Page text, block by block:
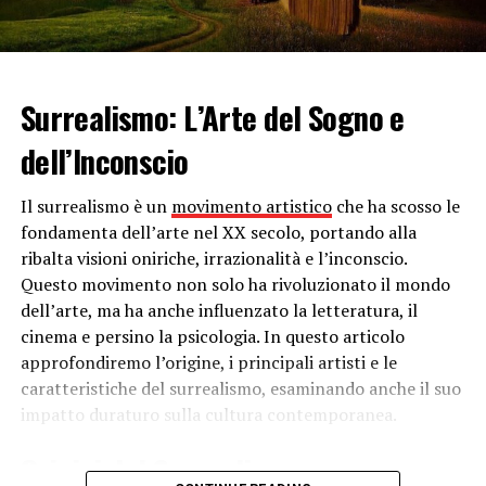
Andrà in onda su Canale 5 il prossimo autunno e sarà
composta da quattro episodi.
Vanessa Incontrada
Abbiamo conosciuto Vanessa Incontrada grazie al
affiancava Claudio Bisio. Da allora, per la conduttrice è
stato un successo dopo l’altro. Con il tempo, la sua
carriera ha spiccato il volo grazie alla fiction, in cui ha
dimostrato tutta la sua bravura recitativa. L’abbiamo
vista accanto a Daniele Liotti e Raoul Bova, Lino
Guanciale e Giuseppe Zeno.I cerchi nell’acqua,Caruso, la
voce dell’amore, Un’altra vita,Angeli – una storia
d’amoreeIl capitano Mariasono solo alcuni dei lavori
che l’hanno vista protagonista negli anni.
Continua a leggere suatuttonotizie.it
Surrealismo: L’Arte del Sogno e
dell’Inconscio
Il surrealismo è un movimento artisticoche ha scosso le
fondamenta dell’arte nel XX secolo, portando alla
ribalta visioni oniriche, irrazionalità e l’inconscio.
Questo movimento non solo ha rivoluzionato il mondo
dell’arte, ma ha anche influenzato la letteratura, il
cinema e persino la psicologia. In questo articolo
approfondiremo l’origine, i principali artisti e le
caratteristiche del surrealismo, esaminando anche il suo
impatto duraturo sulla cultura contemporanea.
Origini del Surrealismo